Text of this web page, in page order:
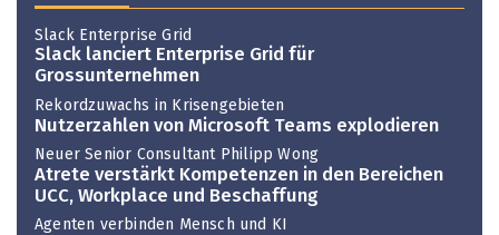
Slack Enterprise Grid
Slack lanciert Enterprise Grid für
Grossunternehmen
Rekordzuwachs in Krisengebieten
Nutzerzahlen von Microsoft Teams explodieren
Neuer Senior Consultant Philipp Wong
Atrete verstärkt Kompetenzen in den Bereichen
UCC, Workplace und Beschaffung
Agenten verbinden Mensch und KI